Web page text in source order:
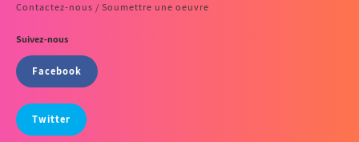
Contactez-nous / Soumettre une oeuvre
Suivez-nous
Facebook
Twitter